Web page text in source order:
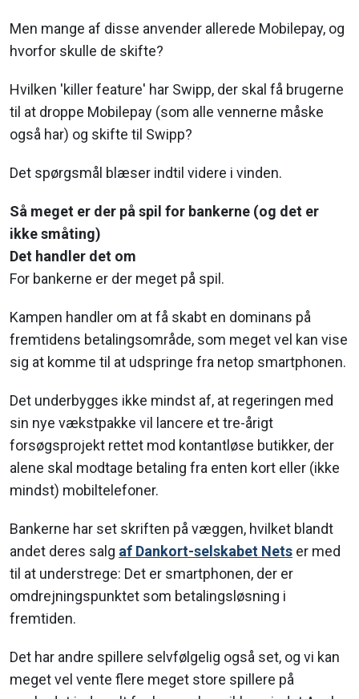
Men mange af disse anvender allerede Mobilepay, og
hvorfor skulle de skifte?
Hvilken 'killer feature' har Swipp, der skal få brugerne
til at droppe Mobilepay (som alle vennerne måske
også har) og skifte til Swipp?
Det spørgsmål blæser indtil videre i vinden.
Så meget er der på spil for bankerne (og det er
ikke småting)
Det handler det om
For bankerne er der meget på spil.
Kampen handler om at få skabt en dominans på
fremtidens betalingsområde, som meget vel kan vise
sig at komme til at udspringe fra netop smartphonen.
Det underbygges ikke mindst af, at regeringen med
sin nye vækstpakke vil lancere et tre-årigt
forsøgsprojekt rettet mod kontantløse butikker, der
alene skal modtage betaling fra enten kort eller (ikke
mindst) mobiltelefoner.
Bankerne har set skriften på væggen, hvilket blandt
andet deres salg af Dankort-selskabet Nets er med
til at understrege: Det er smartphonen, der er
omdrejningspunktet som betalingsløsning i
fremtiden.
Det har andre spillere selvfølgelig også set, og vi kan
meget vel vente flere meget store spillere på